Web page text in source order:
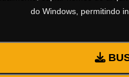
do Windows, permitindo